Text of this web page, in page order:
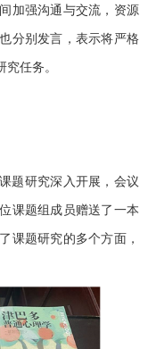
加强沟通与交流，资源
分别发言，表示将严格
任务。
题研究深入开展，会议
课题组成员赠送了一本
课题研究的多个方面，